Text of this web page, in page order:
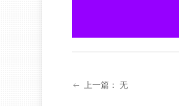
ꂃ 上一篇： 无